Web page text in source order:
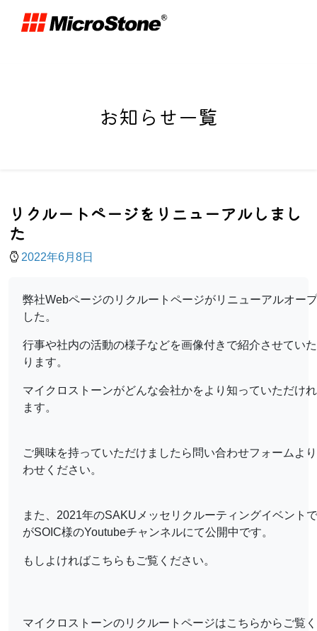
お知らせ一覧
リクルートページをリニューアルしまし
た
2022年6月8日
弊社Webページのリクルートページがリニューアルオー
した。
行事や社内の活動の様子などを画像付きで紹介させてい
ります。
マイクロストーンがどんな会社かをより知っていただけ
ます。
ご興味を持っていただけましたら問い合わせフォームよ
わせください。
また、2021年のSAKUメッセリクルーティングイベント
がSOIC様のYoutubeチャンネルにて公開中です。
もしよければこちらもご覧ください。
マイクロストーンのリクルートページはこちらからご覧